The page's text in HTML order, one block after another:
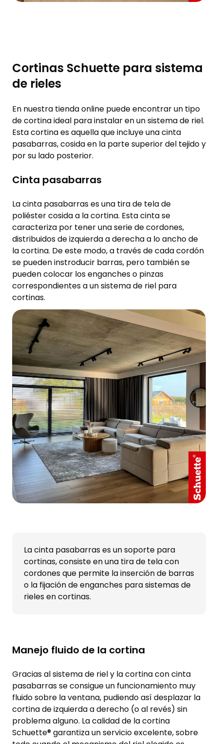
Cortinas Schuette para sistema
de rieles
En nuestra tienda online puede encontrar un tipo
de cortina ideal para instalar en un sistema de riel.
Esta cortina es aquella que incluye una cinta
pasabarras, cosida en la parte superior del tejido y
por su lado posterior.
Cinta pasabarras
La cinta pasabarras es una tira de tela de
poliéster cosida a la cortina. Esta cinta se
caracteriza por tener una serie de cordones,
distribuidos de izquierda a derecha a lo ancho de
la cortina. De este modo, a través de cada cordón
se pueden instroducir barras, pero también se
pueden colocar los enganches o pinzas
correspondientes a un sistema de riel para
cortinas.
La cinta pasabarras es un soporte para
cortinas, consiste en una tira de tela con
cordones que permite la inserción de barras
o la fijación de enganches para sistemas de
rieles en cortinas.
Manejo fluido de la cortina
Gracias al sistema de riel y la cortina con cinta
pasabarras se consigue un funcionamiento muy
fluido sobre la ventana, pudiendo así desplazar la
cortina de izquierda a derecho (o al revés) sin
problema alguno. La calidad de la cortina
Schuette® garantiza un servicio excelente, sobre